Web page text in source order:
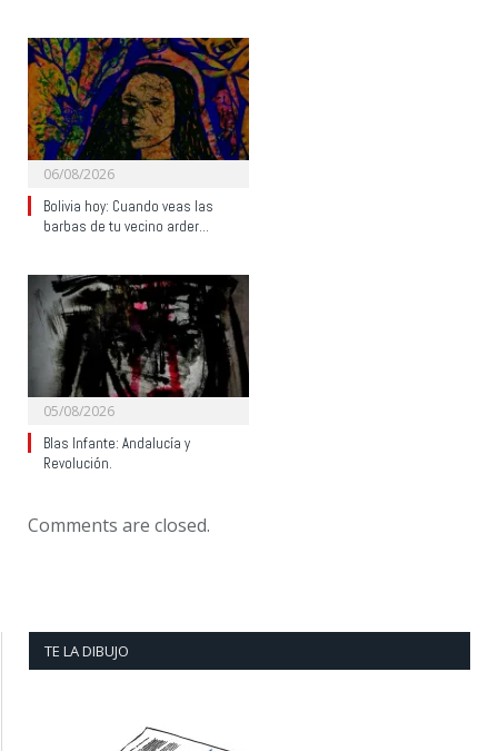
06/08/2026
Bolivia hoy: Cuando veas las
barbas de tu vecino arder…
05/08/2026
Blas Infante: Andalucía y
Revolución.
Comments are closed.
TE LA DIBUJO